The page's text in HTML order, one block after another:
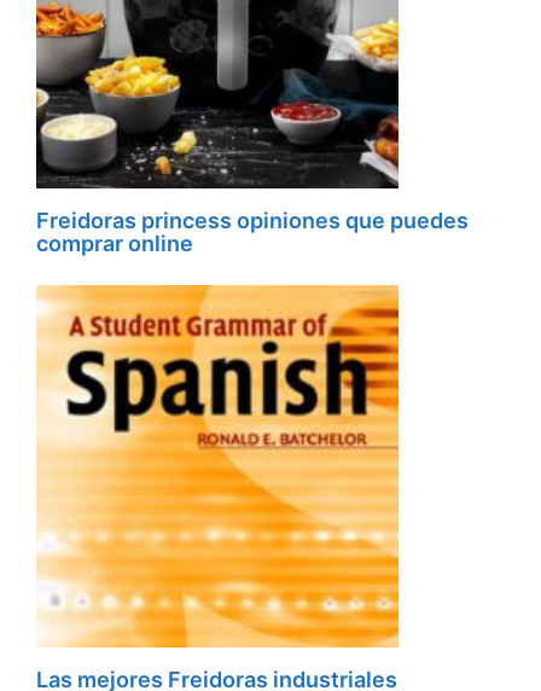
Freidoras princess opiniones que puedes
comprar online
Las mejores Freidoras industriales